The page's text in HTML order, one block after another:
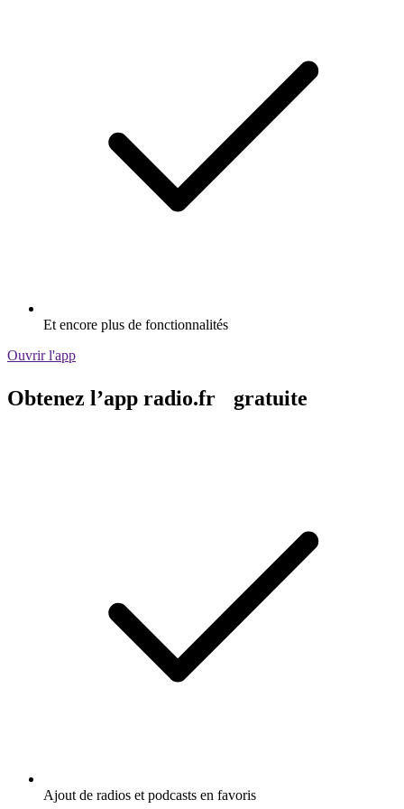
Et encore plus de fonctionnalités
Ouvrir l'app
Obtenez l’app radio.fr gratuite
Ajout de radios et podcasts en favoris